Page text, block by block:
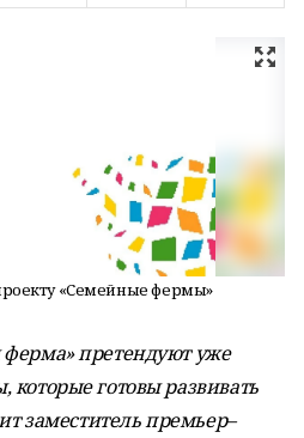
«Семейные фермы»
претендуют уже
которые готовы развивать
заместитель премьер–